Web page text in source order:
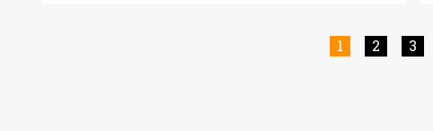
in avanti per Black Lightning. Infatti dopo essersi
poggiata in maniera importante sulla componente
1 2 3